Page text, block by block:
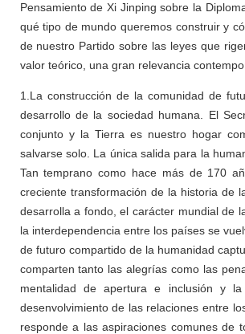
Pensamiento de Xi Jinping sobre la
qué tipo de mundo queremos construir y
de nuestro Partido sobre las leyes que
valor teórico, una gran relevancia
1.La construcción de la comunidad de
desarrollo de la sociedad humana. El
conjunto y la Tierra es nuestro hogar
salvarse solo. La única salida para la
Tan temprano como hace más de 170
creciente transformación de la historia de
desarrolla a fondo, el carácter mundial de
la interdependencia entre los países se
de futuro compartido de la humanidad
comparten tanto las alegrías como las
mentalidad de apertura e inclusión y
desenvolvimiento de las relaciones entre
responde a las aspiraciones comunes de